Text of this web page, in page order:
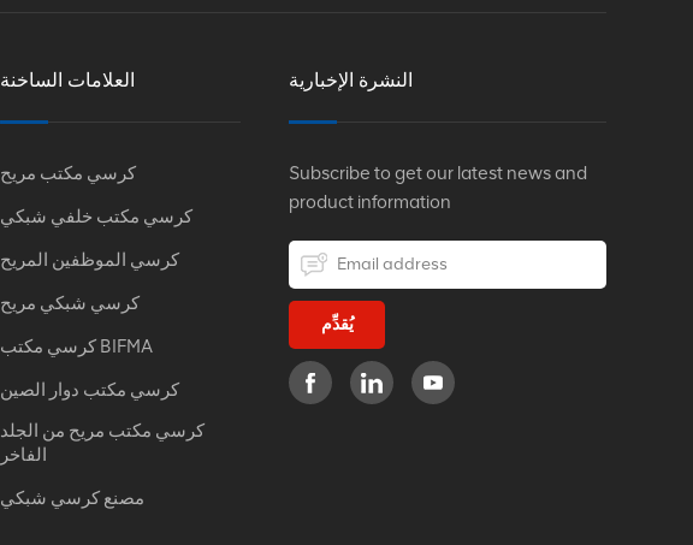
العلامات الساخنة
كرسي مكتب مريح
كرسي مكتب خلفي شبكي
كرسي الموظفين المريح
كرسي شبكي مريح
كرسي مكتب BIFMA
كرسي مكتب دوار الصين
كرسي مكتب مريح من الجلد
الفاخر
مصنع كرسي شبكي
النشرة الإخبارية
Subscribe to get our latest news and
product information
يُقدِّم